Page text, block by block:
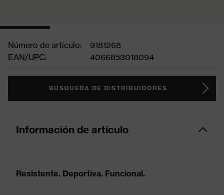
Número de artículo:
9181268
EAN/UPC:
4066853018094
BÚSQUEDA DE DISTRIBUIDORES
Información de artículo
Resistente. Deportiva. Funcional.